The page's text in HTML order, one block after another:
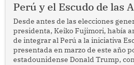
Perú y el Escudo de las
Desde antes de las elecciones
presidenta, Keiko Fujimori, había
de integrar al Perú a la iniciativa
presentada en marzo de este año
estadounidense Donald Trump,